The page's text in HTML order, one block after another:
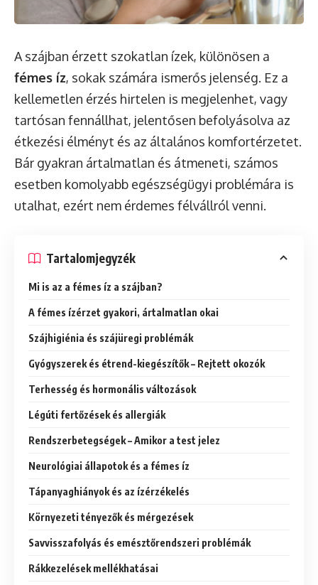
A szájban érzett szokatlan ízek, különösen a
fémes íz, sokak számára ismerős jelenség. Ez a
kellemetlen érzés hirtelen is megjelenhet, vagy
tartósan fennállhat, jelentősen befolyásolva az
étkezési élményt és az általános komfortérzetet.
Bár gyakran ártalmatlan és átmeneti, számos
esetben komolyabb egészségügyi problémára is
utalhat, ezért nem érdemes félvállról venni.
Tartalomjegyzék
Mi is az a fémes íz a szájban?
A fémes ízérzet gyakori, ártalmatlan okai
Szájhigiénia és szájüregi problémák
Gyógyszerek és étrend-kiegészítők – Rejtett okozók
Terhesség és hormonális változások
Légúti fertőzések és allergiák
Rendszerbetegségek – Amikor a test jelez
Neurológiai állapotok és a fémes íz
Tápanyaghiányok és az ízérzékelés
Környezeti tényezők és mérgezések
Savvisszafolyás és emésztőrendszeri problémák
Rákkezelések mellékhatásai